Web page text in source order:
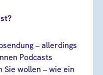
– allerdings
Podcasts
wollen – wie ein